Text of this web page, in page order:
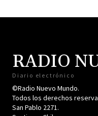
RADIO
Diario electrónico
©Radio Nuevo Mundo.
Todos los derechos
San Pablo 2271.